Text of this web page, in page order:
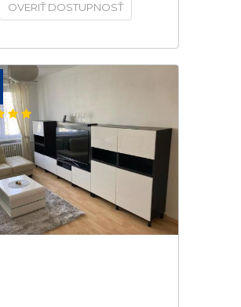
OVERIŤ DOSTUPNOSŤ